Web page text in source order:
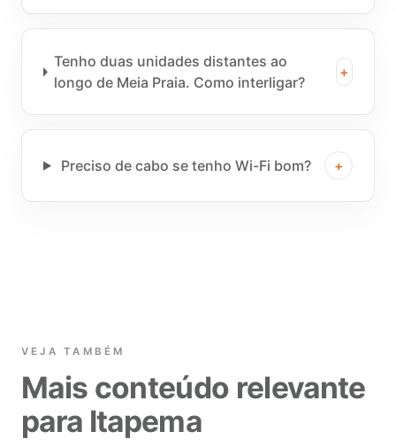
Tenho duas unidades distantes ao
longo de Meia Praia. Como interligar?
+
Preciso de cabo se tenho Wi-Fi bom? +
VEJA TAMBÉM
Mais conteúdo relevante
para Itapema